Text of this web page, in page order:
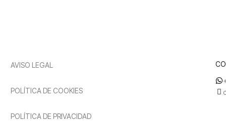
AVISO LEGAL
POLÍTICA DE COOKIES
POLÍTICA DE PRIVACIDAD